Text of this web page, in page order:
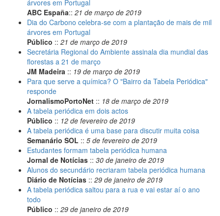
árvores em Portugal
ABC España:: 21 de março de 2019
Dia do Carbono celebra-se com a plantação de mais de mil
árvores em Portugal
Público :: 21 de março de 2019
Secretária Regional do Ambiente assinala dia mundial das
florestas a 21 de março
JM Madeira :: 19 de março de 2019
Para que serve a química? O "Bairro da Tabela Periódica"
responde
JornalismoPortoNet :: 18 de março de 2019
A tabela periódica em dois actos
Público :: 12 de fevereiro de 2019
A tabela periódica é uma base para discutir muita coisa
Semanário SOL :: 5 de fevereiro de 2019
Estudantes formam tabela periódica humana
Jornal de Notícias :: 30 de janeiro de 2019
Alunos do secundário recriaram tabela periódica humana
Diário de Notícias :: 29 de janeiro de 2019
A tabela periódica saltou para a rua e vai estar aí o ano
todo
Público :: 29 de janeiro de 2019